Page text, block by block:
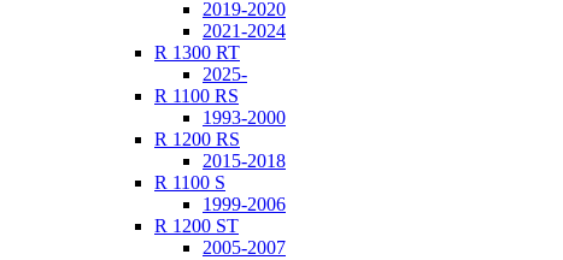
2019-2020
2021-2024
R 1300 RT
2025-
R 1100 RS
1993-2000
R 1200 RS
2015-2018
R 1100 S
1999-2006
R 1200 ST
2005-2007